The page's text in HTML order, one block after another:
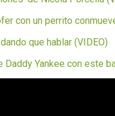
con un perrito
que hablar (VIDEO)
Yankee con este